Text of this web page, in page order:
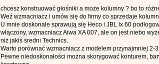
chcesz konstruować głośniki a może kolumny ? bo to
Weź wzmacniacz i umów się do firmy co sprzedaje
U mnie doskonale sprawują się Heco i JBL lx 60
włączony, wzmacniacz Aiwa XA 007, ale on jest niebo
niż jakiś średni Technics.
Warto porównać wzmacniacz z modelem przynajmniej
Pewne niedoskonałości można skorygować konturem,